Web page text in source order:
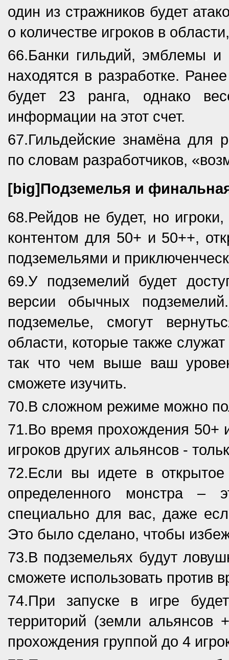
один из стражников будет
о количестве игроков в
66.Банки гильдий, эмблемы
находятся в разработке.
будет 23 ранга, однако
информации на этот счет.
67.Гильдейские знамёна для
по словам разработчиков,
[big]Подземелья и
68.Рейдов не будет, но
контентом для 50+ и 50++,
подземельями и
69.У подземелий будет
версии обычных
подземелье, смогут
области, которые также
так что чем выше ваш
сможете изучить.
70.В сложном режиме можно
71.Во время прохождения 50+
игроков других альянсов -
72.Если вы идете в
определенного монстра –
специально для вас, даже
Это было сделано, чтобы
73.В подземельях будут
сможете использовать против
74.При запуске в игре
территорий (земли альянсов
прохождения группой до 4